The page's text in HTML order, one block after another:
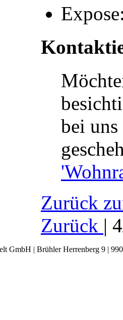
bei
Zurück
Zurück |
GmbH | Brühler Herrenberg 9 |